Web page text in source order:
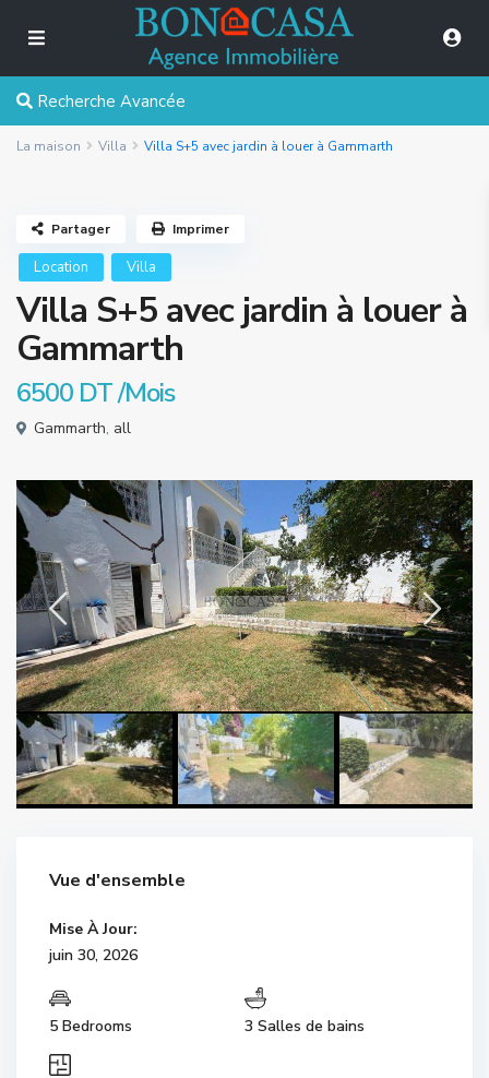
Recherche Avancée
La maison Villa Villa S+5 avec jardin à louer à Gammarth
Location Villa
Villa S+5 avec jardin à louer à
Gammarth
6500 DT/Mois
Gammarth, all
Partager Imprimer
Vue d'ensemble
Mise À Jour:
juin 30, 2026
5 Bedrooms 3 Salles de bains